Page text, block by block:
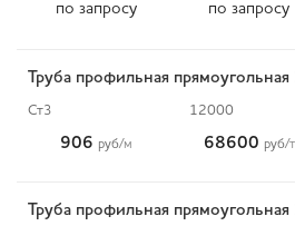
по запросу по запросу
Труба профильная
Ст3 12000
906 руб/м 68600 руб/т
Труба профильная